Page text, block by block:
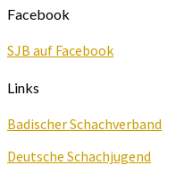
Facebook
SJB auf Facebook
Links
Badischer Schachverband
Deutsche Schachjugend